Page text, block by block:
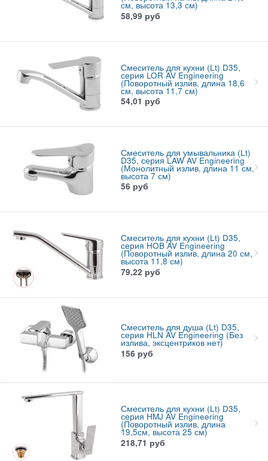
см, высота 13,3 см)
58,99 руб
Смеситель для кухни (Lt) D35,
серия LOR AV Engineering
(Поворотный излив, длина 18,6
см, высота 11,7 см)
54,01 руб
Смеситель для умывальника (Lt)
D35, серия LAW AV Engineering
(Монолитный излив, длина 11 см,
высота 7 см)
56 руб
Смеситель для кухни (Lt) D35,
серия HOB AV Engineering
(Поворотный излив, длина 20 см,
высота 11,8 см)
79,22 руб
Смеситель для душа (Lt) D35,
серия HLN AV Engineering (Без
излива, эксцентриков нет)
156 руб
Смеситель для кухни (Lt) D35,
серия HMJ AV Engineering
(Поворотный излив, длина
19,5см, высота 25 см)
218,71 руб